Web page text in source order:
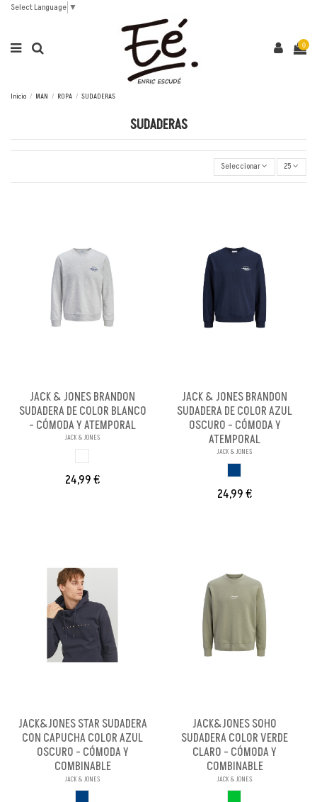
Select Language ▼
0
Inicio MAN ROPA SUDADERAS
SUDADERAS
Seleccionar 25
JACK & JONES BRANDON
SUDADERA DE COLOR BLANCO
- CÓMODA Y ATEMPORAL
JACK & JONES
24,99 €
JACK & JONES BRANDON
SUDADERA DE COLOR AZUL
OSCURO - CÓMODA Y
ATEMPORAL
JACK & JONES
24,99 €
JACK&JONES STAR SUDADERA
CON CAPUCHA COLOR AZUL
OSCURO - CÓMODA Y
COMBINABLE
JACK & JONES
JACK&JONES SOHO
SUDADERA COLOR VERDE
CLARO - CÓMODA Y
COMBINABLE
JACK & JONES